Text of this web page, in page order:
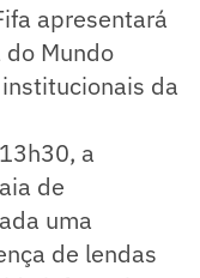
apresentará
Mundo
da
a
de
uma
de lendas